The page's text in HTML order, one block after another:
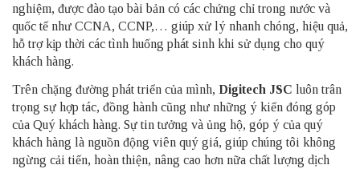
nghiệm, được đào tạo bài bản có các chứng chỉ trong nước và
quốc tế như CCNA, CCNP,… giúp xử lý nhanh chóng, hiệu quả,
hỗ trợ kịp thời các tình huống phát sinh khi sử dụng cho quý
khách hàng.
Trên chặng đường phát triển của mình, Digitech JSC luôn trân
trọng sự hợp tác, đồng hành cũng như những ý kiến đóng góp
của Quý khách hàng. Sự tin tưởng và ủng hộ, góp ý của quý
khách hàng là nguồn động viên quý giá, giúp chúng tôi không
ngừng cải tiến, hoàn thiện, nâng cao hơn nữa chất lượng dịch